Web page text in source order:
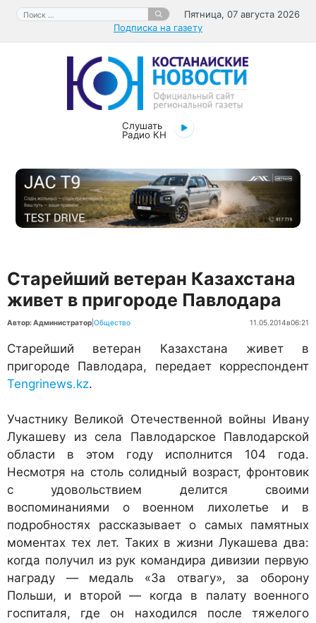
Перейти
содержимому
Поиск:
Пятница, 07 августа 2026
Подписка на газету
Слушать
Радио КН
Старейший ветеран Казахстана
живет в пригороде Павлодара
Автор: Администратор Общество 11.05.2014в06:21
Старейший ветеран Казахстана живет в
пригороде Павлодара, передает корреспондент
Tengrinews.kz.
Участнику Великой Отечественной войны Ивану
Лукашеву из села Павлодарское Павлодарской
области в этом году исполнится 104 года.
Несмотря на столь солидный возраст, фронтовик
с удовольствием делится своими
воспоминаниями о военном лихолетье и в
подробностях рассказывает о самых памятных
моментах тех лет. Таких в жизни Лукашева два:
когда получил из рук командира дивизии первую
награду — медаль «За отвагу», за оборону
Польши, и второй — когда в палату военного
госпиталя, где он находился после тяжелого